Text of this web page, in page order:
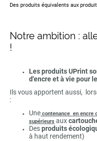
Des produits équivalents aux
Notre ambition :
!
Les produits UPrint
d'encre et à vie pour
Ils vous apportent aussi,
:
Une contenance en encre
supérieurs aux
Desproduits
à haut rendement)